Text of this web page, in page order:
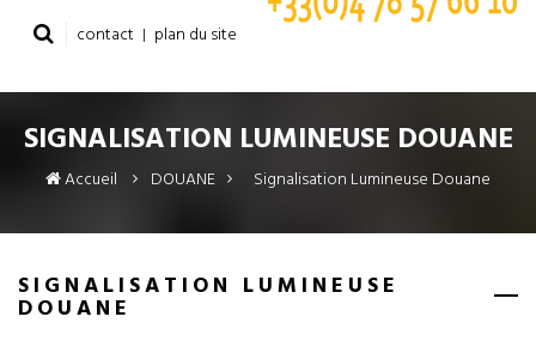
contact plan du site
SIGNALISATION LUMINEUSE DOUANE
Accueil DOUANE > Signalisation Lumineuse Douane
SIGNALISATION LUMINEUSE
DOUANE